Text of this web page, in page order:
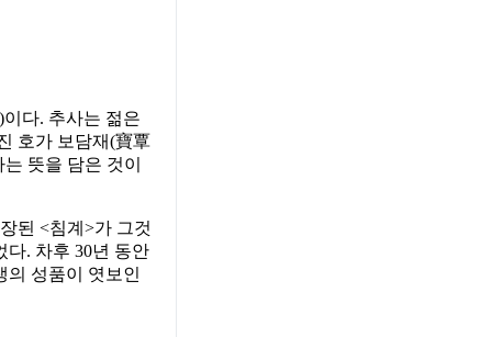
다. 추사는 젊은
호가 보담재(寶覃
뜻을 담은 것이
된 <침계>가 그것
다. 차후 30년 동안
의 성품이 엿보인